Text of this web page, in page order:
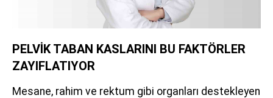
PELVİK TABAN KASLARINI BU FAKTÖRLER
ZAYIFLATIYOR
Mesane, rahim ve rektum gibi organları destekleyen